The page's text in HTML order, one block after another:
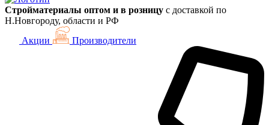
Стройматериалы оптом и в розницу с доставкой по
Н.Новгороду, области и РФ
Акции
Производители